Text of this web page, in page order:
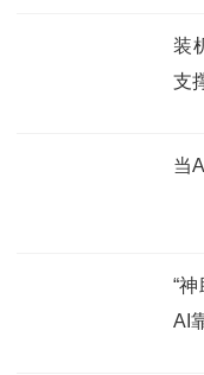
装
支
当
“
AI